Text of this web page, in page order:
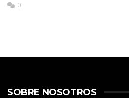
0
SOBRE NOSOTROS